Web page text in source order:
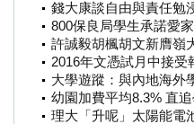
錢大康談自由與責任勉
800保良局學生承諾愛
許誠毅胡楓胡文新膺嶺
2016年文憑試月中接受
大學遊蹤：與內地海外
幼園加費平均8.3% 直
理大「升呢」太陽能電